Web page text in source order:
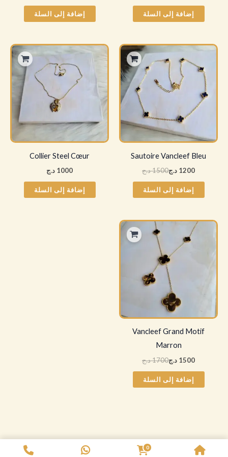
إضافة إلى السلة إضافة إلى السلة
Sautoire Vancleef Bleu
1500د.ج
السعر
الأصلي
هو:
1200 د.ج
السعر
الحالي
هو:
إضافة إلى السلة
Collier Steel Cœur
1000 د.ج
إضافة إلى السلة
Vancleef Grand Motif
Marron
1700د.ج
السعر
1500 د.ج
السعر
إضافة إلى السلة
0